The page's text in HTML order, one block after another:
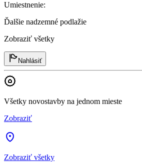
Umiestnenie:
Ďalšie nadzemné podlažie
Zobraziť všetky
Nahlásiť
Všetky novostavby na jednom mieste
Zobraziť
Zobraziť všetky